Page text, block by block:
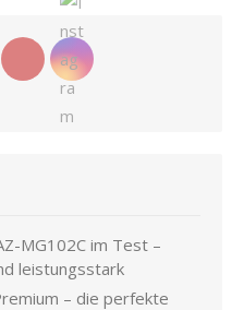
MG102C im Test –
leistungsstark
– die perfekte